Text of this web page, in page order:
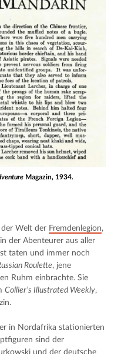
Magazin, 1934.
der Welt der Fremdenlegion,
der Abenteurer aus aller
taten und immer noch
Roulette, jene
Ruhm einbrachte. Sie
Collier’s Illustrated Weekly,
in Nordafrika stationierten
sind der
und der deutsche